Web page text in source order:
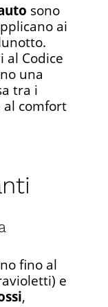
sono
ai
al Codice
una
tra i
comfort
fino al
e
,